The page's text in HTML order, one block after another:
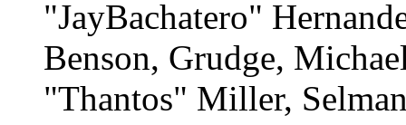
"JayBachatero"
Benson, Grudge,
"Thantos" Miller,